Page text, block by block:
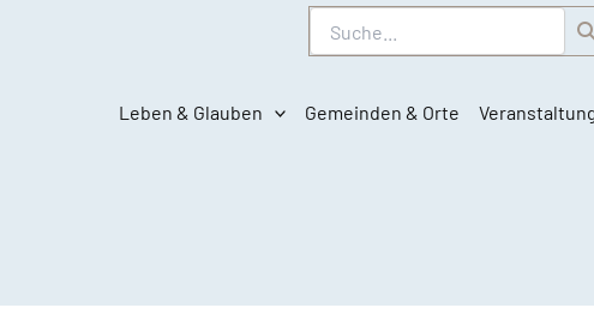
Suche
Leben & Glauben Gemeinden & Orte